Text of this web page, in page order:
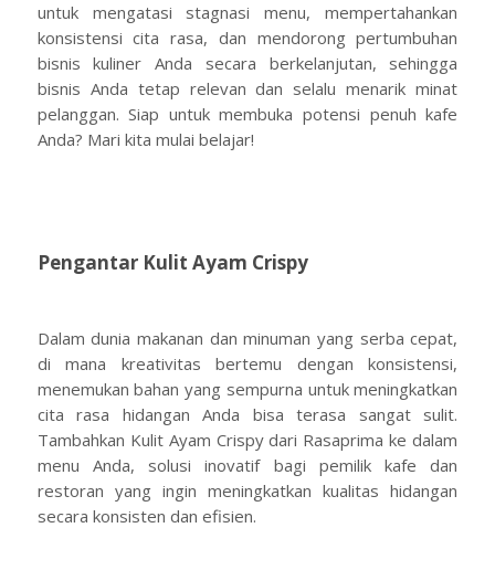
untuk mengatasi stagnasi menu, mempertahankan
konsistensi cita rasa, dan mendorong pertumbuhan
bisnis kuliner Anda secara berkelanjutan, sehingga
bisnis Anda tetap relevan dan selalu menarik minat
pelanggan. Siap untuk membuka potensi penuh kafe
Anda? Mari kita mulai belajar!
Pengantar Kulit Ayam Crispy
Dalam dunia makanan dan minuman yang serba cepat,
di mana kreativitas bertemu dengan konsistensi,
menemukan bahan yang sempurna untuk meningkatkan
cita rasa hidangan Anda bisa terasa sangat sulit.
Tambahkan Kulit Ayam Crispy dari Rasaprima ke dalam
menu Anda, solusi inovatif bagi pemilik kafe dan
restoran yang ingin meningkatkan kualitas hidangan
secara konsisten dan efisien.